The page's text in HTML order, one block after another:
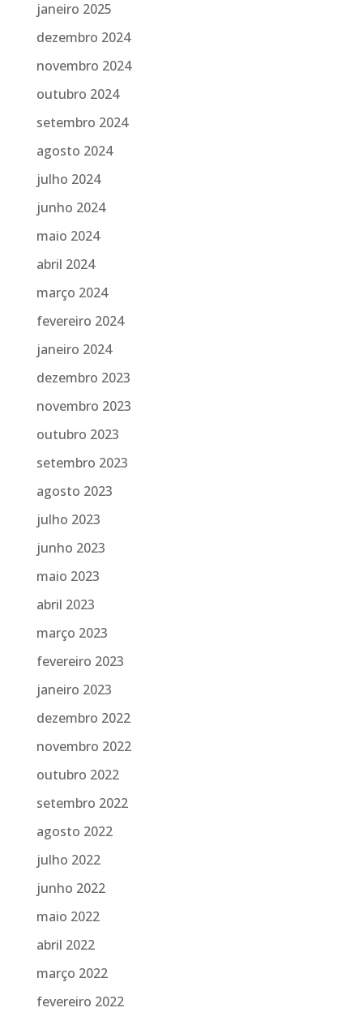
janeiro 2025
dezembro 2024
novembro 2024
outubro 2024
setembro 2024
agosto 2024
julho 2024
junho 2024
maio 2024
abril 2024
março 2024
fevereiro 2024
janeiro 2024
dezembro 2023
novembro 2023
outubro 2023
setembro 2023
agosto 2023
julho 2023
junho 2023
maio 2023
abril 2023
março 2023
fevereiro 2023
janeiro 2023
dezembro 2022
novembro 2022
outubro 2022
setembro 2022
agosto 2022
julho 2022
junho 2022
maio 2022
abril 2022
março 2022
fevereiro 2022